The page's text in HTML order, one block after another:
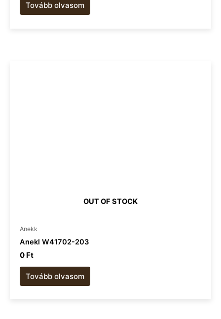
Tovább olvasom
OUT OF STOCK
Anekk
Anekl W41702-203
0 Ft
Tovább olvasom